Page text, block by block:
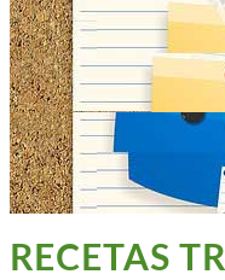
RECETAS